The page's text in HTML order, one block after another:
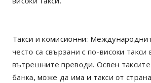
Такси и комисионни:
често са свързани с по-високи такси
вътрешните преводи. Освен
банка, може да има и такси от